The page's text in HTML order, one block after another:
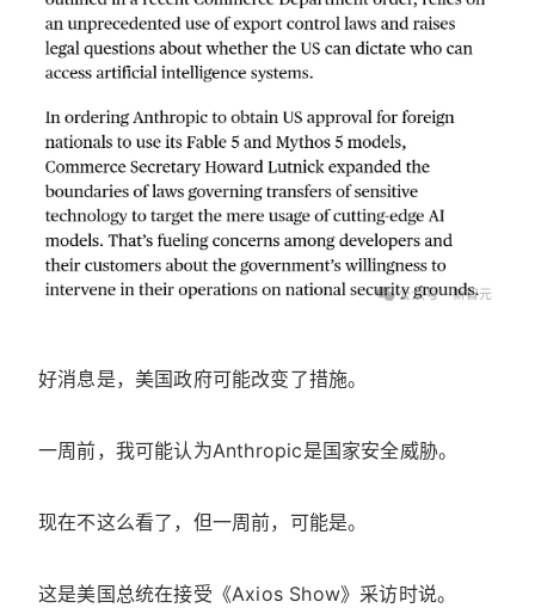
好消息是，美国政府可能改变了措施。
一周前，我可能认为Anthropic是国家安全威胁。
现在不这么看了，但一周前，可能是。
这是美国总统在接受《Axios Show》采访时说。